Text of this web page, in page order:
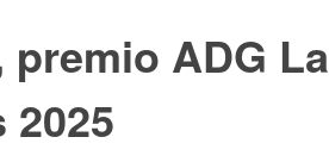
premio ADG